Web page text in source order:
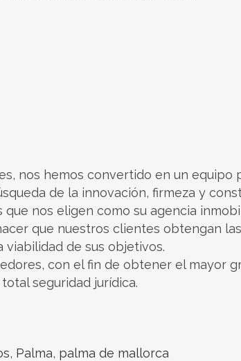
nos hemos convertido en un
de la innovación, firmeza y
nos eligen como su agencia
que nuestros clientes obtengan
de sus objetivos.
con el fin de obtener el mayor
seguridad jurídica.
, Palma, palma de mallorca